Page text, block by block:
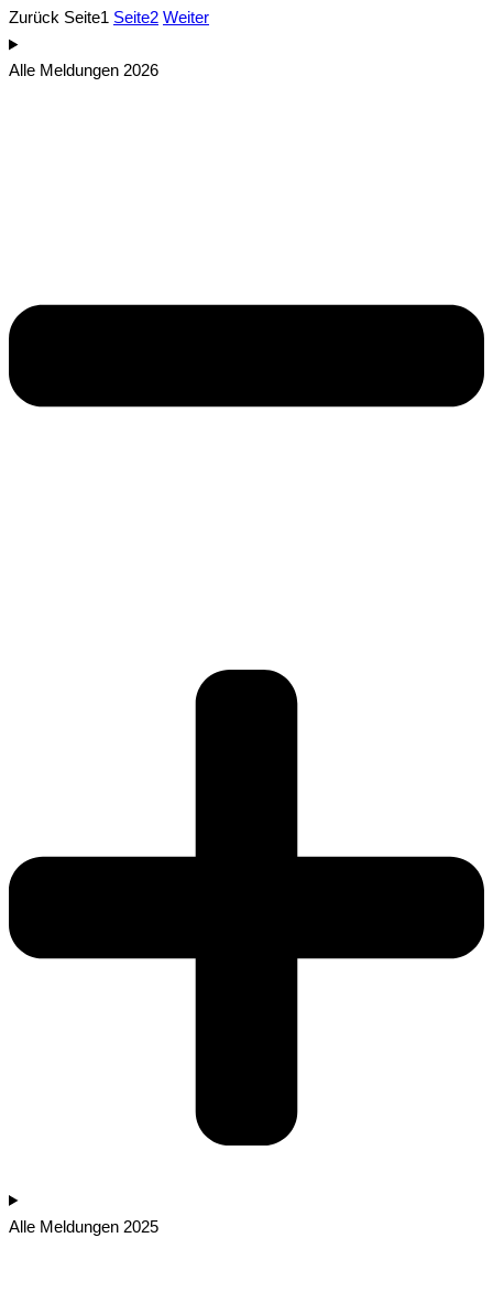
Zurück Seite1 Seite2 Weiter
Alle Meldungen 2026
Alle Meldungen 2025